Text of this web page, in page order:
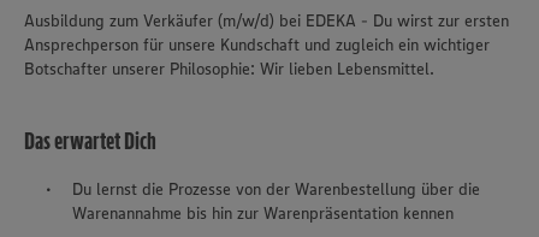
Ausbildung zum Verkäufer (m/w/d) bei EDEKA - Du wirst zur ersten
Ansprechperson für unsere Kundschaft und zugleich ein wichtiger
Botschafter unserer Philosophie: Wir lieben Lebensmittel.
Das erwartet Dich
Du lernst die Prozesse von der Warenbestellung über die
Warenannahme bis hin zur Warenpräsentation kennen